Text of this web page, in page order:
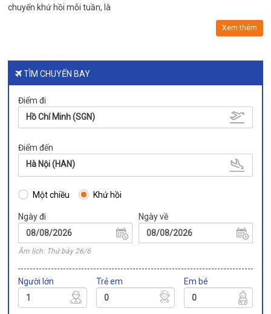
chuyến khứ hồi mỗi tuần, là
Xem thêm
TÌM CHUYẾN BAY
Điểm đi
Hồ Chí Minh (SGN)
Điểm đến
Hà Nội (HAN)
Một chiều Khứ hồi
Ngày đi
Âm lịch: Thứ bảy 26/6
Ngày về
Người lớn Trẻ em Em bé